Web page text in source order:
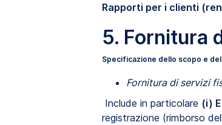
Rapporti per i clienti
5. Fornitura
Specificazione dello scopo e
Fornitura di servizi
Include in particolare (i)
registrazione (rimborso